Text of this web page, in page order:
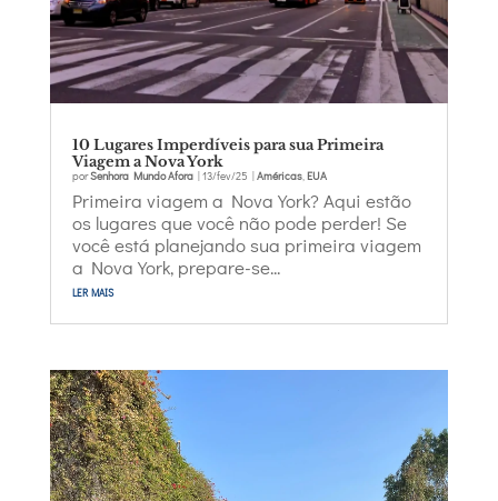
10 Lugares Imperdíveis para sua Primeira
Viagem a Nova York
porSenhora Mundo Afora|13/fev/25 |Américas,EUA
Primeira viagem a Nova York? Aqui estão
os lugares que você não pode perder! Se
você está planejando sua primeira viagem
a Nova York, prepare-se...
ler mais